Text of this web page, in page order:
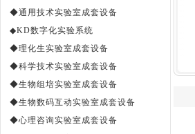
◆通用技术实验室成套设备
◆KD数字化实验系统
◆理化生实验室成套设备
◆科学技术实验室成套设备
◆生物组培实验室成套设备
◆生物数码互动实验室成套设备
◆心理咨询实验室成套设备